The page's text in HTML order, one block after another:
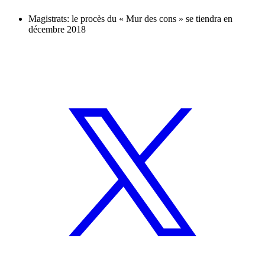
Magistrats: le procès du « Mur des cons » se tiendra en
décembre 2018